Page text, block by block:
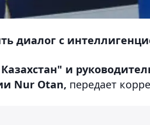
диалог с
и
Nur Otan, передает